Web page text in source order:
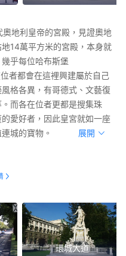
地利皇帝的宮殿，見證奧地
14萬平方米的宮殿，本身就
乎每位哈布斯堡
者都會在這裡興建屬於自己
格各異，有哥德式、文藝復
而各在位者更都是搜集珠
愛好者，因此皇宮就如一座
城的寶物。
展開
環城大道